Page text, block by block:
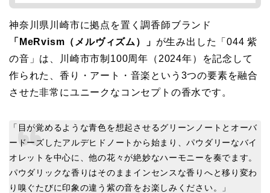
神奈川県川崎市に拠点を置く調香師ブランド
「MeRvism（メルヴィズム）」 が生み出した「044 紫
の音」は、川崎市市制100周年（2024年）を記念して
作られた、香り・アート・音楽という3つの要素を融合
させた非常にユニークなコンセプトの香水です。
「目が覚めるような青色を想起させるグリーンノートとオーバ
ードーズしたアルデヒドノートから始まり、パウダリーなバイ
オレットを中心に、他の花々が絶妙なハーモニーを奏でます。
パウダリックな香りはそのままインセンスな香りへと移り変わ
り嗅ぐたびに印象の違う紫の音をお楽しみください。」